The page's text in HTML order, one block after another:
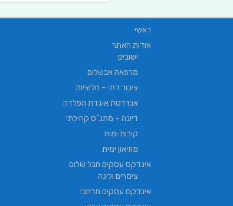
עילאי מיזוג אוויר | טכנאי מזגנים | מתקין מזגנים
ראשי
אודות האתר
ישובים
מרפאה אבשלום
ציבור דתי – חלוציות
אנדרטת אוגדת הפלדה
דיונה – מתנ"ס קהילתי
קירות ימית
מוזיאון ימית
אינדקס עסקים חבל שלום
צימרים ולינה
אינדקס עסקים מרחבי